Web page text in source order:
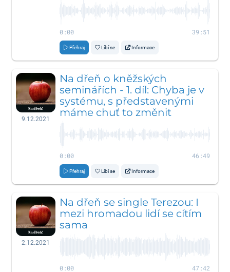
0:00 39:51
Přehraj Líbí se Informace
9.12.2021
Na dřeň o kněžských
seminářích - 1. díl: Chyba je v
systému, s představenými
máme chuť to změnit
0:00 46:49
Přehraj Líbí se Informace
2.12.2021
Na dřeň se single Terezou: I
mezi hromadou lidí se cítím
sama
0:00 47:42